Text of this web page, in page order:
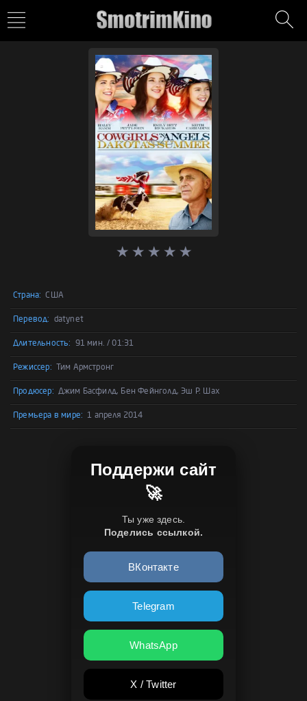
Страна: США
Перевод: datynet
Длительность: 91 мин. / 01:31
Режиссер: Тим Армстронг
Продюсер: Джим Басфилд, Бен Фейнголд, Эш Р. Шах
Премьера в мире: 1 апреля 2014
Поддержи сайт
🚀
Ты уже здесь.
Поделись ссылкой.
ВКонтакте
Telegram
WhatsApp
X / Twitter